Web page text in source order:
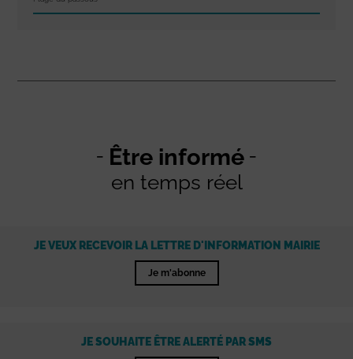
Être informé
en temps réel
JE VEUX RECEVOIR LA LETTRE D'INFORMATION MAIRIE
Je m'abonne
JE SOUHAITE ÊTRE ALERTÉ PAR SMS